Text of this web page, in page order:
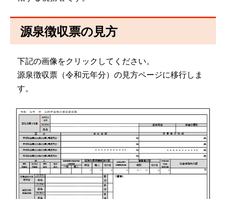
源泉徴収票の見方
下記の画像をクリックしてください。
源泉徴収票（令和元年分）の見方ページに移行しま
す。